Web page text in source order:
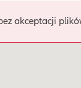
akceptacji